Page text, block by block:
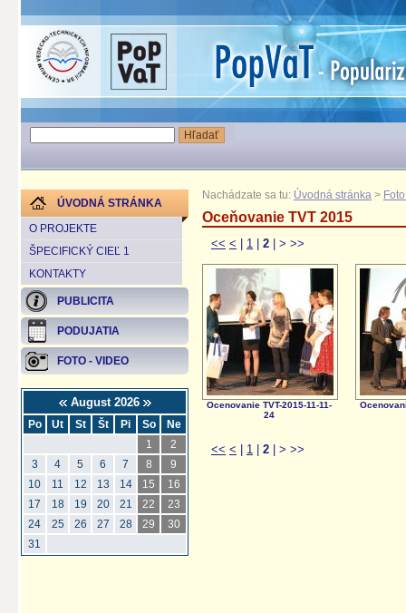
ÚVODNÁ STRÁNKA
O PROJEKTE
ŠPECIFICKÝ CIEĽ 1
KONTAKTY
PUBLICITA
PODUJATIA
FOTO - VIDEO
August 2026
Po Ut St Št Pi So
Ne
1
2
3
4 5 6 7 8
9
10
11 12 13 14 15
16
17
18 19 20 21 22
23
24
25 26 27 28 29
30
31
Nachádzate sa tu: Úvodná stránka >
Oceňovanie TVT 2015
<< < 1 2 > >>
Ocenovanie TVT-2015-11-11-
24
<< < 1 2 > >>